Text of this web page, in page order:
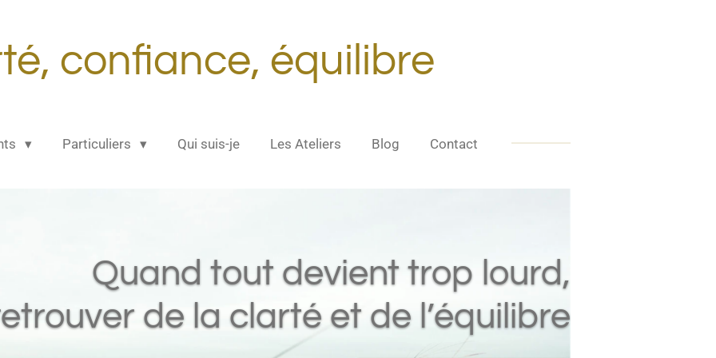
confiance, équilibre
Particuliers Qui suis-je Les Ateliers Blog Contact
Quand tout devient trop lourd,
de la clarté et de l’équilibre